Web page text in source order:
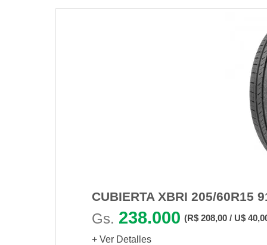
CUBIERTA XBRI 205/60R15
Gs. 238.000 (R$ 208,00 / U$
+ Ver Detalles